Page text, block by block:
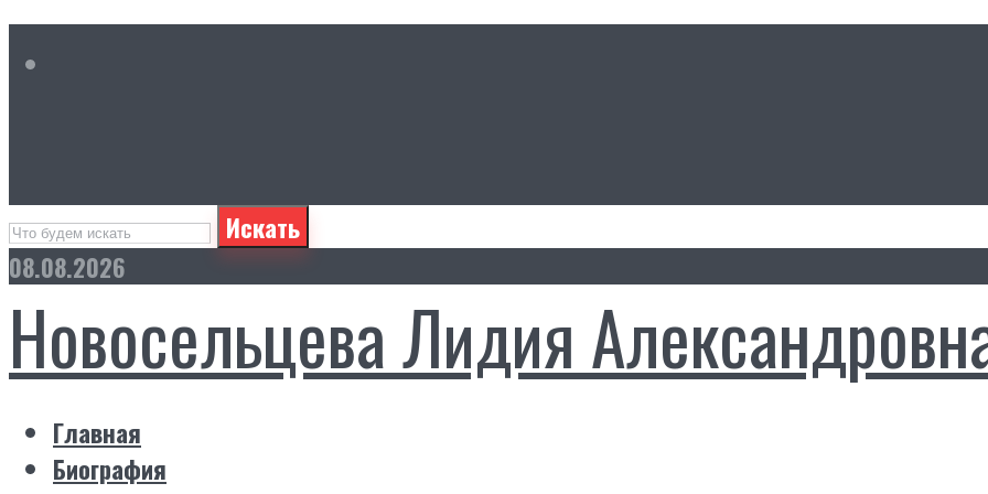
Искать
08.08.2026
Новосельцева Лидия
Главная
Биография